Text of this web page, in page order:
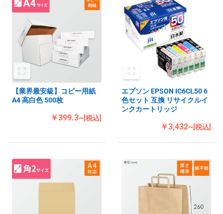
【業界最安級】コピー用紙
A4 高白色 500枚
￥399.3~[税込]
エプソン EPSON IC6CL50 6
色セット 互換 リサイクルイ
ンクカートリッジ
￥3,432~[税込]